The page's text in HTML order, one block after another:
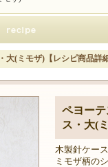
ー 5,000円以上のご注文で
料は当店が負担いたします
会員マイページ
(ミモザ)【レシピ商品詳細
ペヨー
ス・大(
木製針ケー
ミモザ柄の